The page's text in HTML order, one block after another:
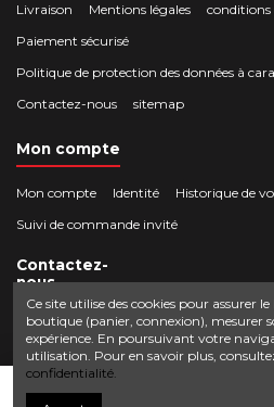
Livraison Mentions légales
conditions
Paiement sécurisé
Politique de protection des données à
Contactez-nous
sitemap
Mon compte
Mon compte Identité Historique de
Suivi de commande invité
Contactez-
nous
Crocbois-motoculture.com
50 route de Villefort 48800 Pied-de-
contact@crocbois-motoculture.com
Ce site utilise des cookies pour assurer
boutique (panier, connexion), mesurer
expérience. En poursuivant votre
utilisation. Pour en savoir plus,
confidentialité.